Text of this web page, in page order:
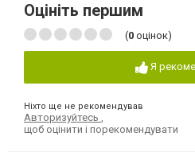
Оцініть першим
(0 оцінок)
Я
Ніхто ще не рекомендував
Авторизуйтесь
щоб оцінити і порекомендувати